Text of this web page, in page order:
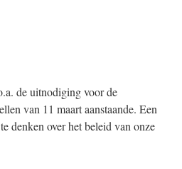
de uitnodiging voor de
van 11 maart aanstaande. Een
denken over het beleid van onze